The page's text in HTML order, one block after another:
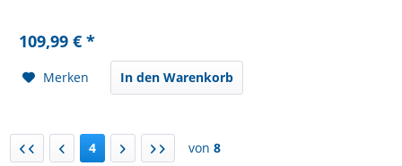
109,99 € *
Merken In den Warenkorb
4 von 8